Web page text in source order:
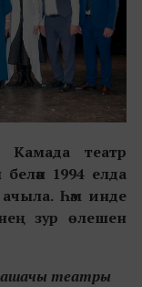
театр
1994 елда
ачыла. Һәм инде
зур өлешен
театры